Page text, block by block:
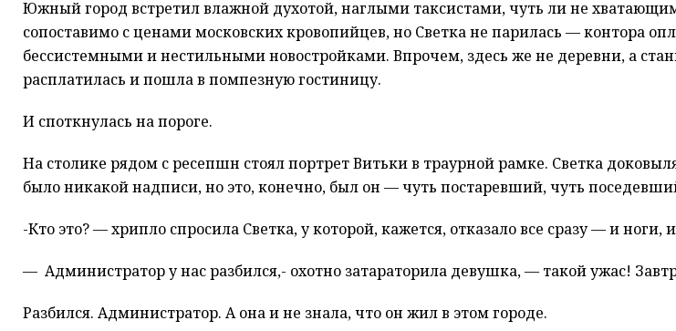
Южный город встретил влажной духотой, наглыми таксистами, чуть ли не
сопоставимо с ценами московских кровопийцев, но Светка не парилась — контора
бессистемными и нестильными новостройками. Впрочем, здесь же не деревни, а
расплатилась и пошла в помпезную гостиницу.
И споткнулась на пороге.
На столике рядом с ресепшн стоял портрет Витьки в траурной рамке. Светка
было никакой надписи, но это, конечно, был он — чуть постаревший, чуть
-Кто это? — хрипло спросила Светка, у которой, кажется, отказало все сразу — и ноги, и
— Администратор у нас разбился,- охотно затараторила девушка, — такой ужас!
Разбился. Администратор. А она и не знала, что он жил в этом городе.